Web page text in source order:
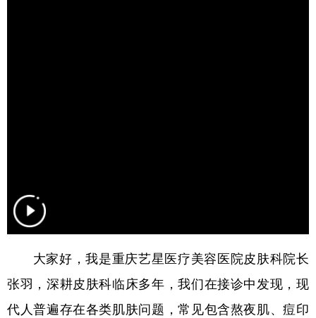
大家好，我是重庆艺星医疗美容医院皮肤科院长
张羽，深耕皮肤科临床多年，我们在接诊中发现，现
代人普遍存在各类肌肤问题，常见包含熬夜肌、痘印